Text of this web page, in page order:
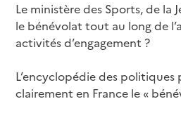
Le ministère des Sports, de la
le bénévolat tout au long de
activités d’engagement ?
L’encyclopédie des
clairement en France le «